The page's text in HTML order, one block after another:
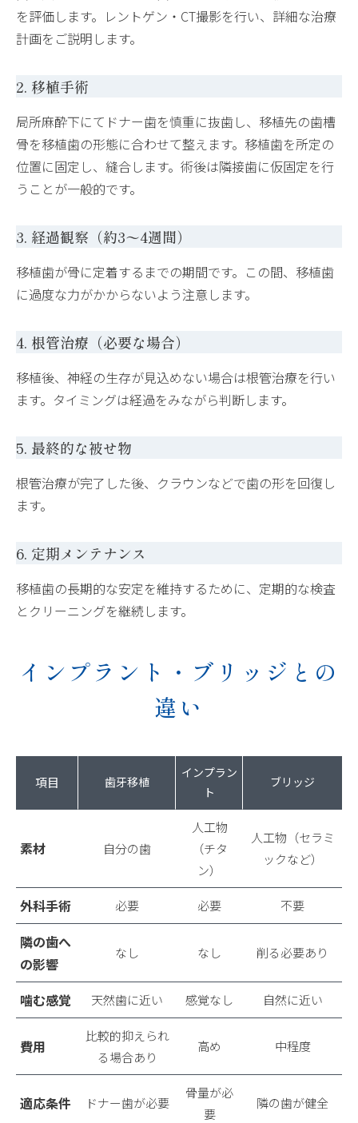
を評価します。レントゲン・CT撮影を行い、詳細な治療
計画をご説明します。
2. 移植手術
局所麻酔下にてドナー歯を慎重に抜歯し、移植先の歯槽
骨を移植歯の形態に合わせて整えます。移植歯を所定の
位置に固定し、縫合します。術後は隣接歯に仮固定を行
うことが一般的です。
3. 経過観察（約3〜4週間）
移植歯が骨に定着するまでの期間です。この間、移植歯
に過度な力がかからないよう注意します。
4. 根管治療（必要な場合）
移植後、神経の生存が見込めない場合は根管治療を行い
ます。タイミングは経過をみながら判断します。
5. 最終的な被せ物
根管治療が完了した後、クラウンなどで歯の形を回復し
ます。
6. 定期メンテナンス
移植歯の長期的な安定を維持するために、定期的な検査
とクリーニングを継続します。
インプラント・ブリッジとの
違い
項目 歯牙移植
インプラン
ト
ブリッジ
素材 自分の歯
人工物
（チタ
ン）
人工物（セラミ
ックなど）
外科手術 必要 必要 不要
隣の歯へ
の影響
なし なし 削る必要あり
噛む感覚 天然歯に近い 感覚なし 自然に近い
費用
比較的抑えられ
る場合あり
高め 中程度
適応条件 ドナー歯が必要
骨量が必
要
隣の歯が健全